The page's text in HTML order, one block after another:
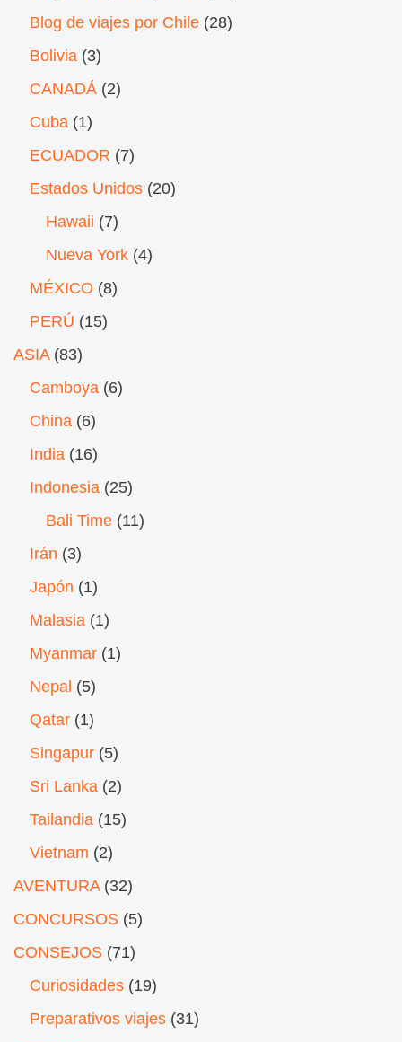
Blog de viajes por Chile (28)
Bolivia (3)
CANADÁ (2)
Cuba (1)
ECUADOR (7)
Estados Unidos (20)
Hawaii (7)
Nueva York (4)
MÉXICO (8)
PERÚ (15)
ASIA(83)
Camboya (6)
China (6)
India (16)
Indonesia (25)
Bali Time (11)
Irán (3)
Japón (1)
Malasia (1)
Myanmar (1)
Nepal (5)
Qatar (1)
Singapur (5)
Sri Lanka (2)
Tailandia (15)
Vietnam (2)
AVENTURA(32)
CONCURSOS (5)
CONSEJOS (71)
Curiosidades (19)
Preparativos viajes (31)